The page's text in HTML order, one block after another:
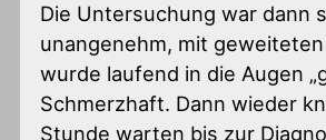
Die Untersuchung war dann
unangenehm, mit
wurde laufend in die Augen
Schmerzhaft. Dann wieder
Stunde warten bis zur